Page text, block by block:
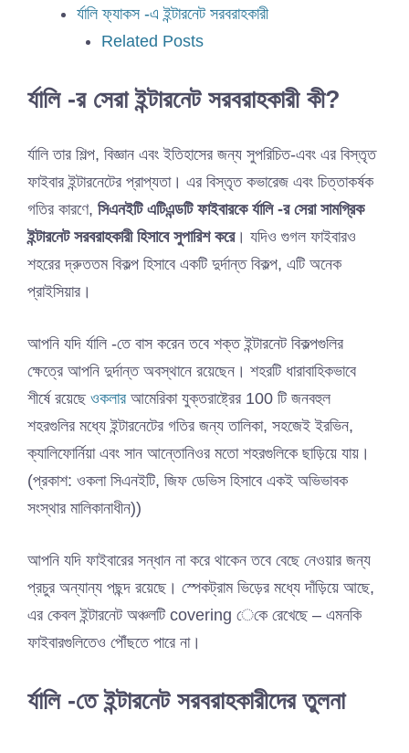
র্যালি ফ্যাকস -এ ইন্টারনেট সরবরাহকারী
Related Posts
র্যালি -র সেরা ইন্টারনেট সরবরাহকারী কী?
র্যালি তার শিল্প, বিজ্ঞান এবং ইতিহাসের জন্য সুপরিচিত-এবং এর বিস্তৃত
ফাইবার ইন্টারনেটের প্রাপ্যতা। এর বিস্তৃত কভারেজ এবং চিত্তাকর্ষক
গতির কারণে, সিএনইটি এটিএন্ডটি ফাইবারকে র্যালি -র সেরা সামগ্রিক
ইন্টারনেট সরবরাহকারী হিসাবে সুপারিশ করে। যদিও গুগল ফাইবারও
শহরের দ্রুততম বিকল্প হিসাবে একটি দুর্দান্ত বিকল্প, এটি অনেক
প্রাইসিয়ার।
আপনি যদি র্যালি -তে বাস করেন তবে শক্ত ইন্টারনেট বিকল্পগুলির
ক্ষেত্রে আপনি দুর্দান্ত অবস্থানে রয়েছেন। শহরটি ধারাবাহিকভাবে
শীর্ষে রয়েছে ওকলারআমেরিকা যুক্তরাষ্ট্রের 100 টি জনবহুল
শহরগুলির মধ্যে ইন্টারনেটের গতির জন্য তালিকা, সহজেই ইরভিন,
ক্যালিফোর্নিয়া এবং সান আন্তোনিওর মতো শহরগুলিকে ছাড়িয়ে যায়।
(প্রকাশ: ওকলা সিএনইটি, জিফ ডেভিস হিসাবে একই অভিভাবক
সংস্থার মালিকানাধীন))
আপনি যদি ফাইবারের সন্ধান না করে থাকেন তবে বেছে নেওয়ার জন্য
প্রচুর অন্যান্য পছন্দ রয়েছে। স্পেকট্রাম ভিড়ের মধ্যে দাঁড়িয়ে আছে,
এর কেবল ইন্টারনেট অঞ্চলটি covering েকে রেখেছে – এমনকি
ফাইবারগুলিতেও পৌঁছতে পারে না।
র্যালি -তে ইন্টারনেট সরবরাহকারীদের তুলনা